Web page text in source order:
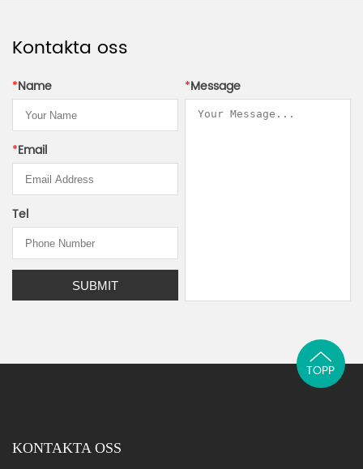
Kontakta oss
*Name
*Email
Tel
*Message
KONTAKTA OSS
TOPP